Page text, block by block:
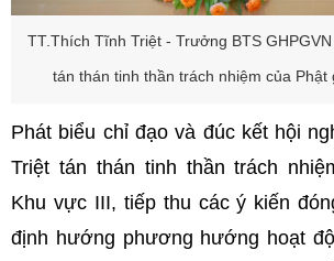
TT.Thích Tĩnh Triệt - Trưởng BTS
tán thán tinh thần trách nhiệm của Phật
Phát biểu chỉ đạo và đúc kết hội
Triệt tán thán tinh thần trách
Khu vực III, tiếp thu các ý kiến
định hướng phương hướng hoạt